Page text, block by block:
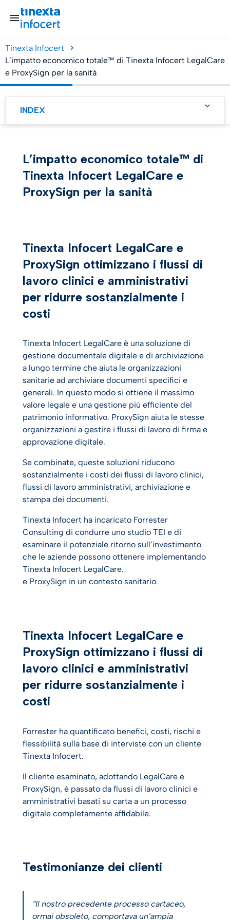
Tinexta Infocert
L’impatto economico totale™ di Tinexta Infocert LegalCare
e ProxySign per la sanità
INDEX
amministrativi per ridurre
sostanzialmente i costi
Tinexta Infocert
LegalCare e ProxySign
ottimizzano i flussi di
L’impatto economico totale™ di
Tinexta Infocert LegalCare e
ProxySign per la sanità
Tinexta Infocert LegalCare e
ProxySign ottimizzano i flussi di
lavoro clinici e amministrativi
per ridurre sostanzialmente i
costi
Tinexta Infocert LegalCare è una soluzione di
gestione documentale digitale e di archiviazione
a lungo termine che aiuta le organizzazioni
sanitarie ad archiviare documenti specifici e
generali. In questo modo si ottiene il massimo
valore legale e una gestione più efficiente del
patrimonio informativo. ProxySign aiuta le stesse
organizzazioni a gestire i flussi di lavoro di firma e
approvazione digitale.
Se combinate, queste soluzioni riducono
sostanzialmente i costi dei flussi di lavoro clinici,
flussi di lavoro amministrativi, archiviazione e
stampa dei documenti.
Tinexta Infocert ha incaricato Forrester
Consulting di condurre uno studio TEI e di
esaminare il potenziale ritorno sull’investimento
che le aziende possono ottenere implementando
Tinexta Infocert LegalCare.
e ProxySign in un contesto sanitario.
Tinexta Infocert LegalCare e
ProxySign ottimizzano i flussi di
lavoro clinici e amministrativi
per ridurre sostanzialmente i
costi
Forrester ha quantificato benefici, costi, rischi e
flessibilità sulla base di interviste con un cliente
Tinexta Infocert.
Il cliente esaminato, adottando LegalCare e
ProxySign, è passato da flussi di lavoro clinici e
amministrativi basati su carta a un processo
digitale completamente affidabile.
Testimonianze dei clienti
“Il nostro precedente processo cartaceo,
ormai obsoleto, comportava un’ampia